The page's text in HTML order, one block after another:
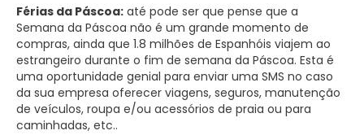
Férias da Páscoa: até pode ser que pense que a
Semana da Páscoa não é um grande momento de
compras, ainda que 1.8 milhões de Espanhóis viajem ao
estrangeiro durante o fim de semana da Páscoa. Esta é
uma oportunidade genial para enviar uma SMS no caso
da sua empresa oferecer viagens, seguros, manutenção
de veículos, roupa e/ou acessórios de praia ou para
caminhadas, etc..